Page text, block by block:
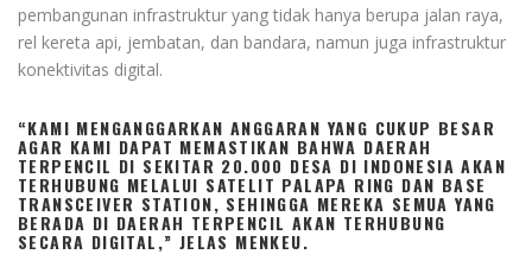
pembangunan infrastruktur yang tidak hanya berupa jalan raya,
rel kereta api, jembatan, dan bandara, namun juga infrastruktur
konektivitas digital.
“KAMI MENGANGGARKAN ANGGARAN YANG CUKUP BESAR
AGAR KAMI DAPAT MEMASTIKAN BAHWA DAERAH
TERPENCIL DI SEKITAR 20.000 DESA DI INDONESIA AKAN
TERHUBUNG MELALUI SATELIT PALAPA RING DAN BASE
TRANSCEIVER STATION, SEHINGGA MEREKA SEMUA YANG
BERADA DI DAERAH TERPENCIL AKAN TERHUBUNG
SECARA DIGITAL,” JELAS MENKEU.